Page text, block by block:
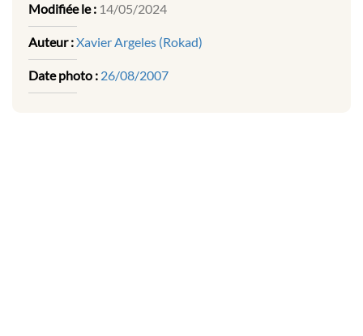
Modifiée le : 14/05/2024
Auteur :Xavier Argeles (Rokad)
Date photo : 26/08/2007